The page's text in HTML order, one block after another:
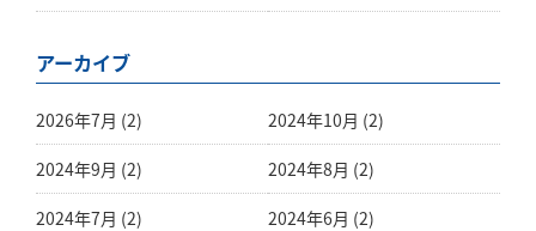
アーカイブ
2026年7月 (2) 2024年10月 (2)
2024年9月 (2) 2024年8月 (2)
2024年7月 (2) 2024年6月 (2)